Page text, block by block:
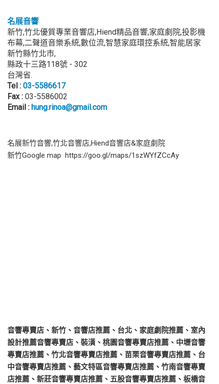
名展音響
新竹,竹北優質專業音響店,Hiend精品音響,家庭劇院,投影機
布幕,二聲道音樂系統,數位流,智慧家庭環控系統,智能居家
新竹縣竹北市,
縣政十三路118號 - 302
台灣省.
Tel : 03-5586617
Fax : 03-5586002
Email : hung.rinoa@gmail.com
名展新竹音響,竹北音響店,Hiend音響店&家庭劇院
新竹Google map https://goo.gl/maps/1szWYfZCcAy
音響專賣店、新竹、音響店推薦、台北、家庭劇院推薦、室內
設計推薦音響專賣店、裝潢、桃園音響專賣店推薦、中壢音響
專賣店推薦、竹北音響專賣店推薦、苗栗音響專賣店推薦、台
中音響專賣店推薦、藝文特區音響專賣店推薦、竹南音響專賣
店推薦、新莊音響專賣店推薦、五股音響專賣店推薦、板橋音